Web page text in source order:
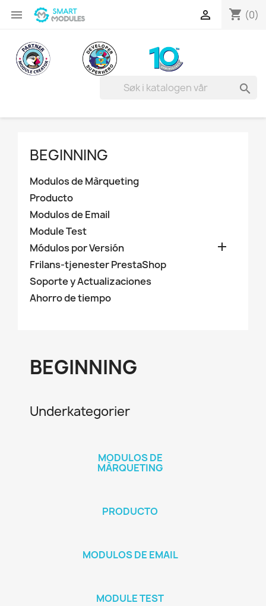
 shopping_cart (0)


BEGINNING
Modulos de Màrqueting
Producto
Modulos de Email
Module Test
Módulos por Versión

Frilans-tjenester PrestaShop
Soporte y Actualizaciones
Ahorro de tiempo
BEGINNING
Underkategorier
MODULOS DE
MÀRQUETING
PRODUCTO
MODULOS DE EMAIL
MODULE TEST